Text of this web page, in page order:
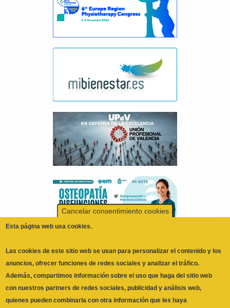
ILUSTRE COLEGIO OFICIAL DE
Cancelar consentimiento cookies
Esta página web usa cookies.
Las cookies de este sitio web se usan para personalizar el contenido y los
Además, compartimos información sobre el uso que haga del sitio web
con nuestros partners de redes sociales, publicidad y análisis web,
quienes pueden combinarla con otra información que les haya
proporcionado o que hayan recopilado a partir del uso que haya hecho de
sus servicios. No, Deme más información